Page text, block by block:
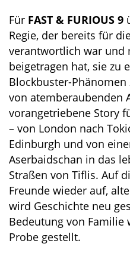
Für FAST & FURIOUS 9
Regie, der bereits für
verantwortlich war und
beigetragen hat, sie zu
Blockbuster-
von atemberaubenden
vorangetriebene Story
– von London nach
Edinburgh und von
Aserbaidschan in das
Straßen von Tiflis. Auf
Freunde wieder auf,
wird Geschichte neu
Bedeutung von
Probe gestellt.